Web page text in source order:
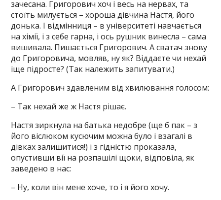
зачесана. Григорович хоч і весь на нервах, та
стоїть милується – хороша дівчина Настя, його
донька. І відмінниця – в університеті навчається
на хімії, і з себе гарна, і ось рушник винесла – сама
вишивала. Пишається Григорович. А сватач знову
до Григоровича, мовляв, ну як? Віддаєте чи нехай
іще підросте? (Так належить запитувати.)
А Григорович здавленим від хвилювання голосом:
– Так нехай же ж Настя рішає.
Настя зиркнула на батька недобре (ще б пак – з
його віслюком кусючим можна було і взагалі в
дівках залишитися!) і з гідністю проказала,
опустивши вії на розпашілі щоки, відповіла, як
заведено в нас:
– Ну, коли він мене хоче, то і я його хочу.